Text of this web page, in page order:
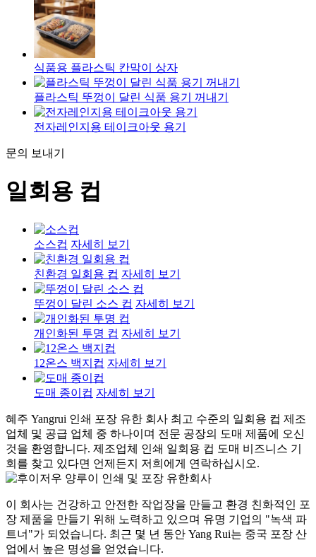
식품용 플라스틱 칸막이 상자
플라스틱 뚜껑이 달린 식품 용기 꺼내기
전자레인지용 테이크아웃 용기
문의 보내기
일회용 컵
소스컵 자세히 보기
친환경 일회용 컵 자세히 보기
뚜껑이 달린 소스 컵 자세히 보기
개인화된 투명 컵 자세히 보기
12온스 백지컵 자세히 보기
도매 종이컵 자세히 보기
혜주 Yangrui 인쇄 포장 유한 회사 최고 수준의 일회용 컵 제조
업체 및 공급 업체 중 하나이며 전문 공장의 도매 제품에 오신
것을 환영합니다. 제조업체 인쇄 일회용 컵 도매 비즈니스 기
회를 찾고 있다면 언제든지 저희에게 연락하십시오.
이 회사는 건강하고 안전한 작업장을 만들고 환경 친화적인 포
장 제품을 만들기 위해 노력하고 있으며 유명 기업의 "녹색 파
트너"가 되었습니다. 최근 몇 년 동안 Yang Rui는 중국 포장 산
업에서 높은 명성을 얻었습니다.